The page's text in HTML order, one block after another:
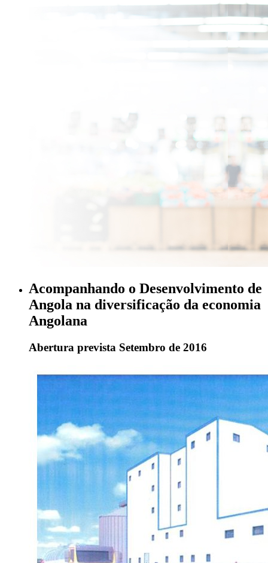
Acompanhando o Desenvolvimento de
Angola na diversificação da economia
Angolana
Abertura prevista Setembro de 2016